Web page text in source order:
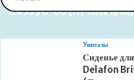
E4359G-00 (Лучшая цена)
Унитазы
Сиденье
Delafon